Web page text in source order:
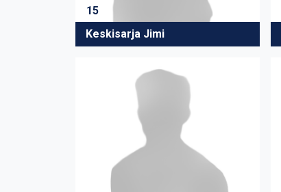
15
Keskisarja Jimi